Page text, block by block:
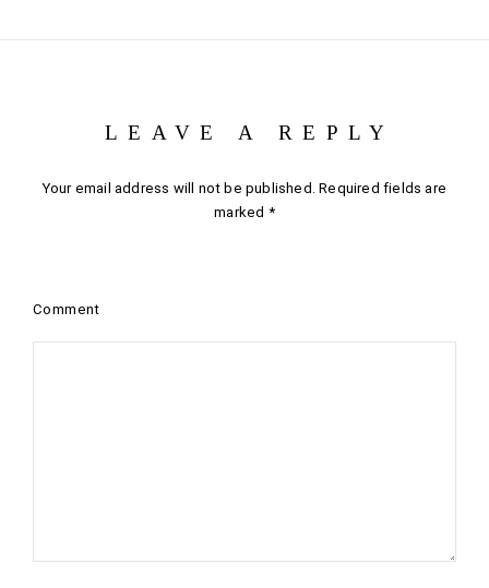
LEAVE A REPLY
Your email address will not be published. Required fields are
marked *
Comment